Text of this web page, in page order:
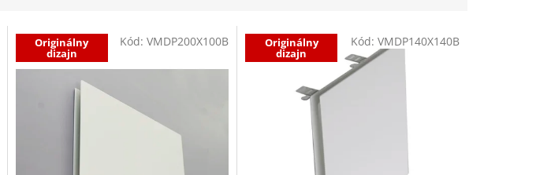
Originálny
dizajn
Kód:VMDP200X100B Originálny
dizajn
Kód: VMDP140X140B